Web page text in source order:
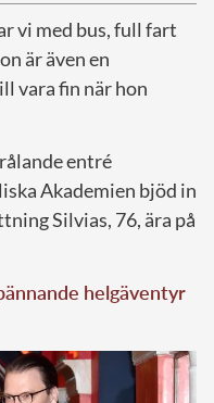
vi med bus, full fart
är även en
vara fin när hon
entré
Akademien bjöd in
Silvias, 76, ära på
helgäventyr